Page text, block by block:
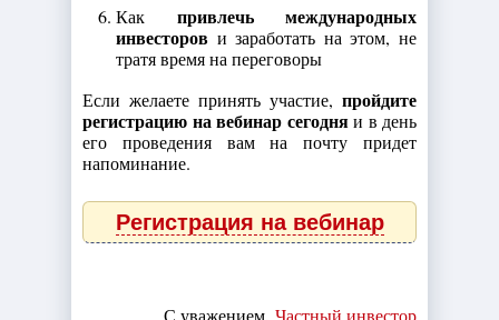
Как привлечь международных
инвесторов и заработать на этом, не
тратя время на переговоры
Если желаете принять участие, пройдите
регистрацию на вебинар сегодняи в день
его проведения вам на почту придет
напоминание.
Регистрация на вебинар
С уважением, Частный инвестор